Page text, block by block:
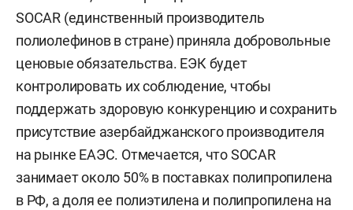
SOCAR (единственный производитель
полиолефинов в стране) приняла добровольные
ценовые обязательства. ЕЭК будет
контролировать их соблюдение, чтобы
поддержать здоровую конкуренцию и сохранить
присутствие азербайджанского производителя
на рынке ЕАЭС. Отмечается, что SOCAR
занимает около 50% в поставках полипропилена
в РФ, а доля ее полиэтилена и полипропилена на